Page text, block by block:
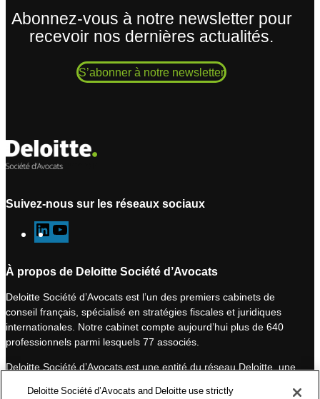
Abonnez-vous à notre newsletter pour
recevoir nos dernières actualités.
S’abonner à notre newsletter
Suivez-nous sur les réseaux sociaux
L
i
k
e
d
I
n
o
T
u
b
e
À propos de Deloitte Société d’Avocats
Deloitte Société d’Avocats est l’un des premiers cabinets de
conseil français, spécialisé en stratégies fiscales et juridiques
internationales. Notre cabinet compte aujourd’hui plus de 640
professionnels parmi lesquels 77 associés.
Deloitte Société d’Avocats est une entité du réseau Deloitte, une
Deloitte Société d’Avocats and Deloitte use strictly